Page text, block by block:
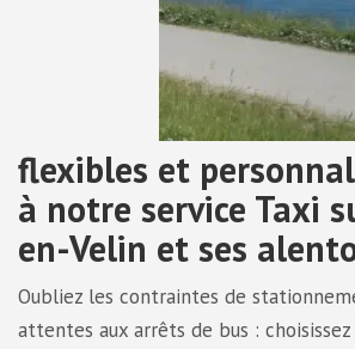
flexibles et
à notre service Taxi
en-Velin et ses
Oubliez les contraintes de
attentes aux arrêts de bus :